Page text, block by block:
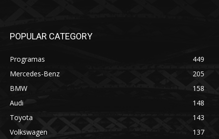
POPULAR CATEGORY
Programas
449
Mercedes-Benz
205
BMW
158
Audi
148
Toyota
143
Volkswagen
137